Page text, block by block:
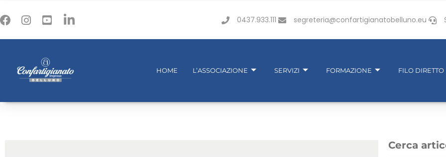
0437.933.111 segreteria@confartigianatobelluno.eu
HOME L’ASSOCIAZIONE SERVIZI FORMAZIONE FILO DIRETTO
Cerca